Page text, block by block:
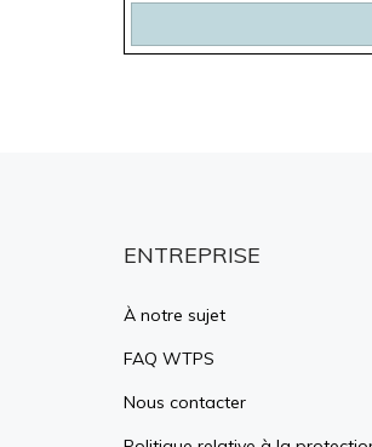
FAQ WTPS
de la vie privée
Conditions